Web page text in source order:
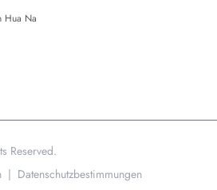
Hua Na
Reserved.
| Datenschutzbestimmungen